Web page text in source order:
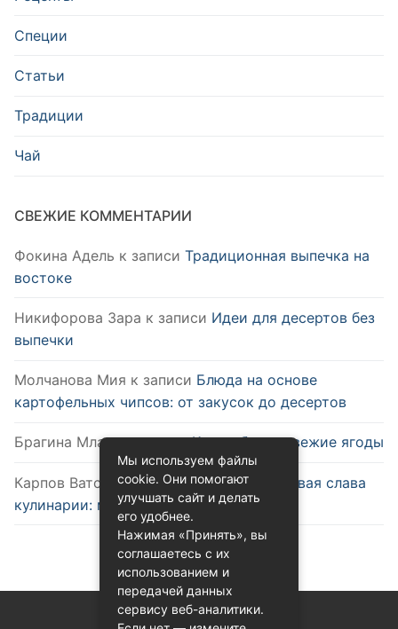
Специи
Статьи
Традиции
Чай
СВЕЖИЕ КОММЕНТАРИИ
Фокина Адель к записи Традиционная выпечка на
востоке
Никифорова Зара к записи Идеи для десертов без
выпечки
Молчанова Мия к записи Блюда на основе
картофельных чипсов: от закусок до десертов
Брагина Младак записиКак выбрать свежие ягоды
Карпов Ватславк записиУдобство и новая слава
кулинарии: микроволновка
Мы используем файлы
cookie. Они помогают
улучшать сайт и делать
его удобнее.
Нажимая «Принять», вы
соглашаетесь с их
использованием и
передачей данных
сервису веб-аналитики.